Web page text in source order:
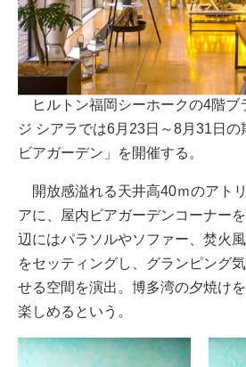
ヒルトン福岡シーホークの4階ブ
ジ シアラでは6月23日～8月31日の
ビアガーデン」を開催する。
開放感溢れる天井高40ｍのアト
アに、屋内ビアガーデンコーナー
辺にはパラソルやソファー、焚火
をセッティングし、グランピング
せる空間を演出。博多湾の夕焼け
楽しめるという。